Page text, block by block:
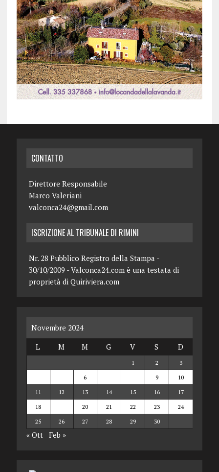
CONTATTO
Direttore Responsabile
Marco Valeriani
valconca24@gmail.com
ISCRIZIONE AL TRIBUNALE DI RIMINI
Nr. 28 Pubblico Registro della Stampa -
30/10/2009 - Valconca24.com è una testata di
proprietà di Quiriviera.com
Novembre 2024
L
M M G V S D
1 2
3
6 9
10
11
12 13 14 15 16
17
18
20 21 22 23
24
25
26 27 28 29 30
« Ott Feb »